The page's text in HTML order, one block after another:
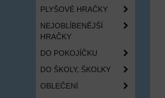
PLYŠOVÉ HRAČKY
NEJOBLÍBENĚJŠÍ
HRAČKY
DO POKOJÍČKU
DO ŠKOLY, ŠKOLKY
OBLEČENÍ